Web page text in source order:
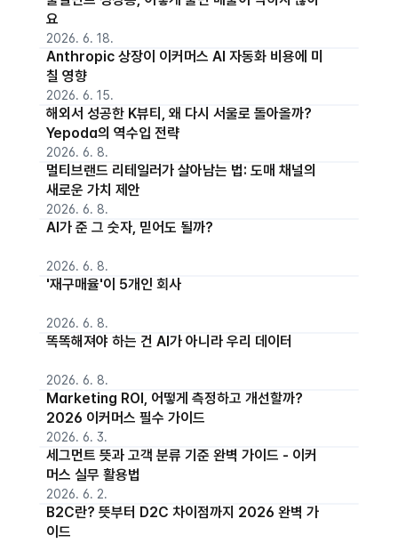
요
2026. 6. 18.
Anthropic 상장이 이커머스 AI 자동화 비용에 미
칠 영향
2026. 6. 15.
해외서 성공한 K뷰티, 왜 다시 서울로 돌아올까?
Yepoda의 역수입 전략
2026. 6. 8.
멀티브랜드 리테일러가 살아남는 법: 도매 채널의
새로운 가치 제안
2026. 6. 8.
AI가 준 그 숫자, 믿어도 될까?
2026. 6. 8.
'재구매율'이 5개인 회사
2026. 6. 8.
똑똑해져야 하는 건 AI가 아니라 우리 데이터
2026. 6. 8.
Marketing ROI, 어떻게 측정하고 개선할까?
2026 이커머스 필수 가이드
2026. 6. 3.
세그먼트 뜻과 고객 분류 기준 완벽 가이드 - 이커
머스 실무 활용법
2026. 6. 2.
B2C란? 뜻부터 D2C 차이점까지 2026 완벽 가
이드